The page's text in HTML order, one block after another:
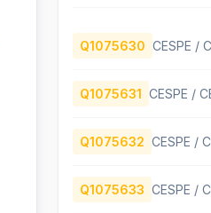
Q1075630 CESPE /
Q1075631 CESPE /
Q1075632 CESPE /
Q1075633 CESPE /